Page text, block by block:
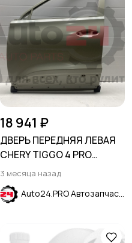
18 941 ₽
ДВЕРЬ ПЕРЕДНЯЯ ЛЕВАЯ
CHERY TIGGO 4 PRO
(T19FL) 2023-
3 месяца назад
Auto24.PRO Автозапчасти